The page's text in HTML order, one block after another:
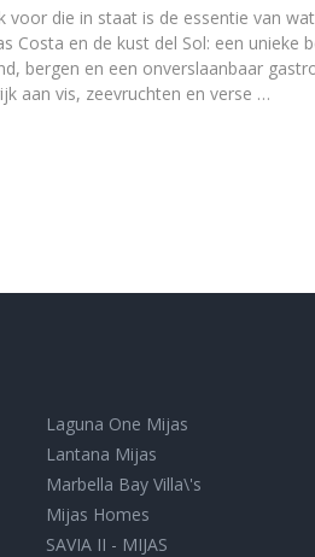
voor die in staat is de essentie van
Costa en de kust del Sol: een unieke
bergen en een onverslaanbaar
aan vis, zeevruchten en verse …
Laguna One Mijas
Lantana Mijas
Marbella Bay Villa\'s
Mijas Homes
SAVIA II - MIJAS